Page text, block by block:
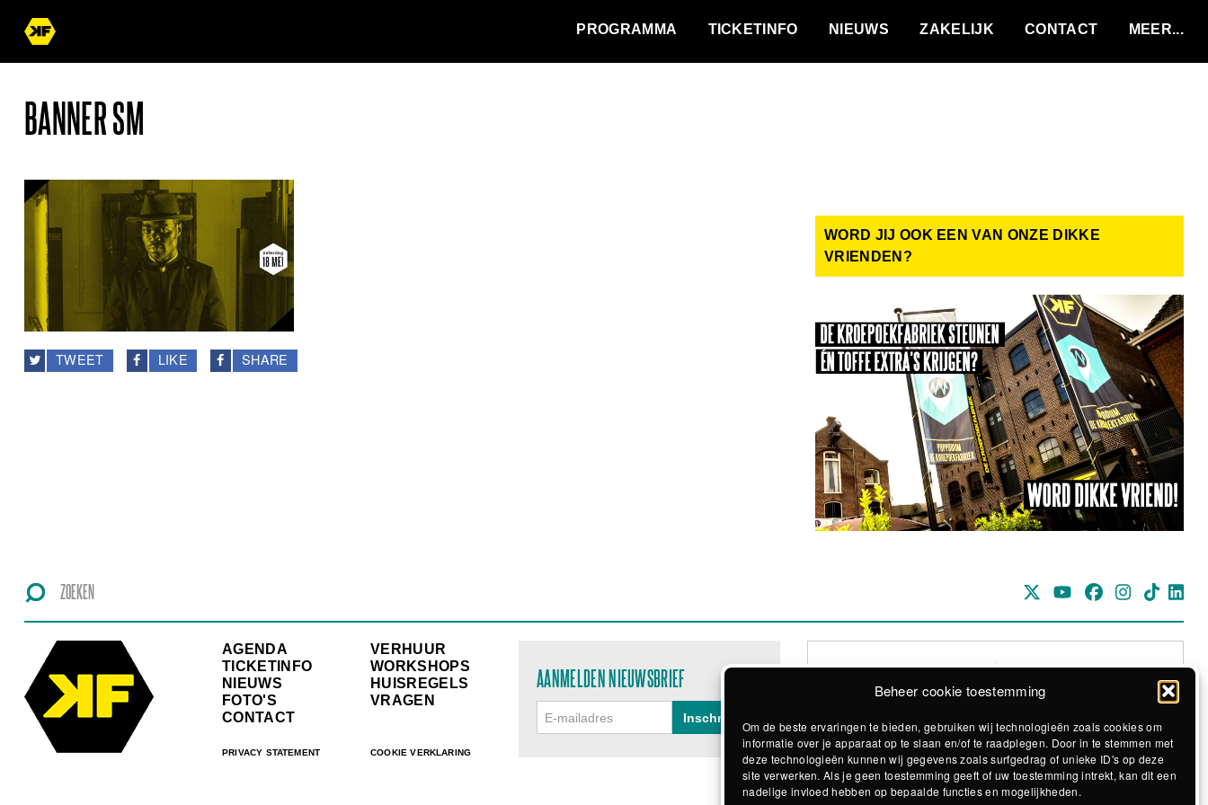
Beheer cookie toestemming
Om de beste ervaringen te bieden, gebruiken wij technologieën zoals cookies om
informatie over je apparaat op te slaan en/of te raadplegen. Door in te stemmen met
deze technologieën kunnen wij gegevens zoals surfgedrag of unieke ID's op deze
site verwerken. Als je geen toestemming geeft of uw toestemming intrekt, kan dit een
nadelige invloed hebben op bepaalde functies en mogelijkheden.
PROGRAMMA TICKETINFO NIEUWS ZAKELIJK CONTACT
BANNER SM
TWEET LIKE SHARE
WORD JIJ OOK EEN VAN ONZE DIKKE
VRIENDEN?
AGENDA
TICKETINFO
NIEUWS
FOTO'S
CONTACT
PRIVACY STATEMENT
VERHUUR
WORKSHOPS
HUISREGELS
VRAGEN
COOKIE VERKLARING
AANMELDEN NIEUWSBRIEF
Realisatie The MindOffice